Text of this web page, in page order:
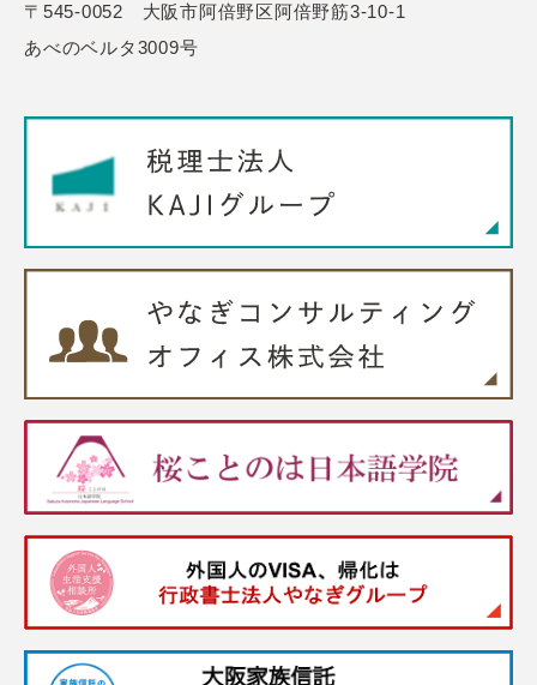
〒545-0052 大阪市阿倍野区阿倍野筋3-10-1
あべのベルタ3009号